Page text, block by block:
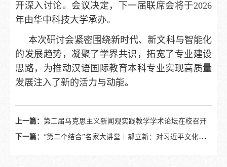
开深入讨论。会议决定，下一届联席会将于2026
年由华中科技大学承办。
本次研讨会紧密围绕新时代、新文科与智能化
的发展趋势，凝聚了学界共识，拓宽了专业建设
思路，为推动汉语国际教育本科专业实现高质量
发展注入了新的活力与动能。
上一篇： 第二届马克思主义新闻观实践教学学术论坛在校召开
下一篇： “第二个结合”名家大讲堂｜郝立新：对习近平文化思想若干重要判断的解读